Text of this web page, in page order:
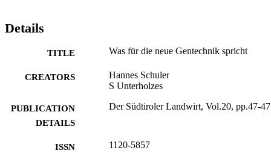
Details
TITLE Was für die neue Gentechnik spricht
CREATORS
Hannes Schuler
S Unterholzes
PUBLICATION
DETAILS
Der Südtiroler Landwirt, Vol.20, pp.47-47
ISSN 1120-5857